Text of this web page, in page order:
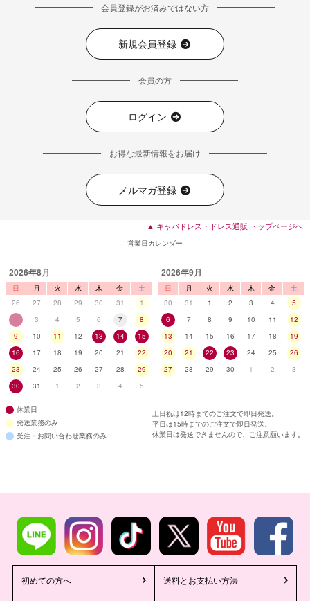
会員登録がお済みではない方
新規会員登録
会員の方
ログイン
お得な最新情報をお届け
メルマガ登録
▲ キャバドレス・ドレス通販 トップページへ
営業日カレンダー
2026年8月
日 月 火 水 木 金
土
26
27 28 29 30 31
1
2
3 4 5 6 7
8
9
10 11 12 13 14
15
16
17 18 19 20 21
22
23
24 25 26 27 28
29
30
31 1 2 3 4 5
2026年9月
日 月 火 水 木 金
土
30
31 1 2 3 4
5
6
7 8 9 10 11
12
13
14 15 16 17 18
19
20
21 22 23 24 25
26
27
28 29 30 1 2 3
休業日
発送業務のみ
受注・お問い合わせ業務のみ
土日祝は12時までのご注文で即日発送。
平日は15時までのご注文で即日発送。
休業日は発送できませんので、ご注意願います。
初めての方へ 送料とお支払い方法